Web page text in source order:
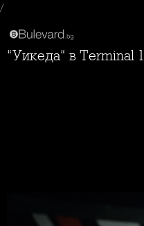
/
“Уикеда“ в Terminal 1